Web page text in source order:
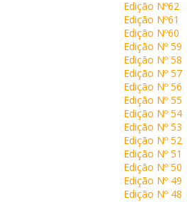
Edição Nº62
Edição Nº61
Edição Nº60
Edição Nº 59
Edição Nº 58
Edição Nº 57
Edição Nº 56
Edição Nº 55
Edição Nº 54
Edição Nº 53
Edição Nº 52
Edição Nº 51
Edição Nº 50
Edição Nº 49
Edição Nº 48